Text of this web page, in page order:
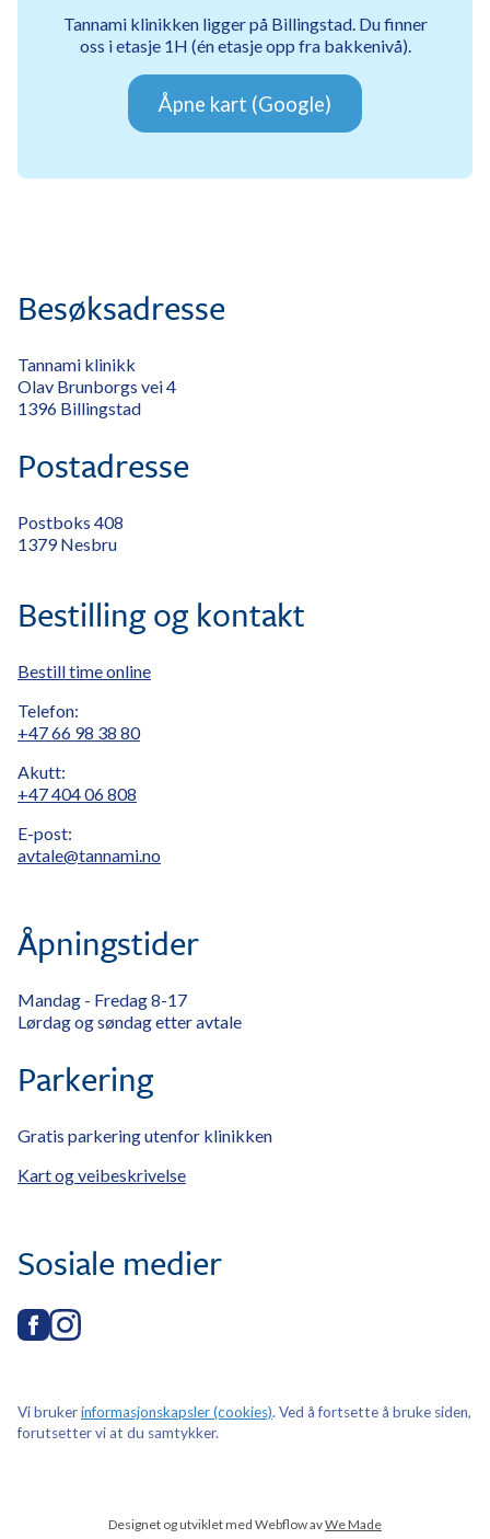
Tannami klinikken ligger på Billingstad. Du finner
oss i etasje 1H (én etasje opp fra bakkenivå).
Åpne kart (Google)
Besøksadresse
Tannami klinikk
Olav Brunborgs vei 4
1396 Billingstad
Postadresse
Postboks 408
1379 Nesbru
Bestilling og kontakt
Bestill time online
Telefon:
+47 66 98 38 80
Akutt:
+47 404 06 808
E-post:
avtale@tannami.no
Åpningstider
Mandag - Fredag 8-17
Lørdag og søndag etter avtale
Parkering
Gratis parkering utenfor klinikken
Kart og veibeskrivelse
Sosiale medier
Vi brukerinformasjonskapsler (cookies). Ved å fortsette å bruke siden,
forutsetter vi at du samtykker.
Designet og utviklet med Webflow avWe Made